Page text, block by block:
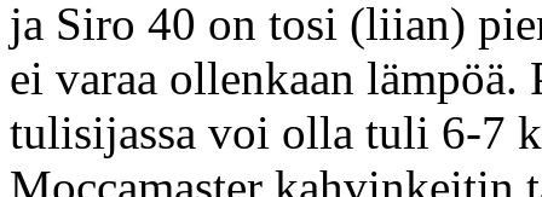
ja Siro 40 on tosi (liian)
ei varaa ollenkaan lämpöä.
tulisijassa voi olla tuli 6-7